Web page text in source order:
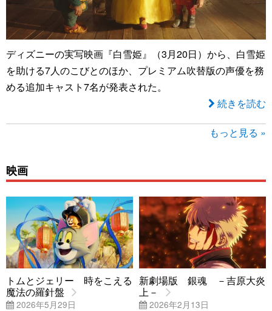
ディズニーの実写映画『白雪姫』（3月20日）から、白雪姫
を助ける7人のこびとのほか、プレミアム吹替版の声優を務
める追加キャスト7名が発表された。
続きを読む
もっと見る »
映画
トムとジェリー 時をこえる
魔法の羅針盤
2026年5月29日
新劇場版 銀魂 －吉原大炎
上－
2026年2月13日